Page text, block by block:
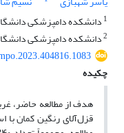
1دانشکده دامپزشکی
2دانشکده دامپزشکی
چکیده
هدف از مطالعه حاضر،
قزل‌آلای رنگین کمان